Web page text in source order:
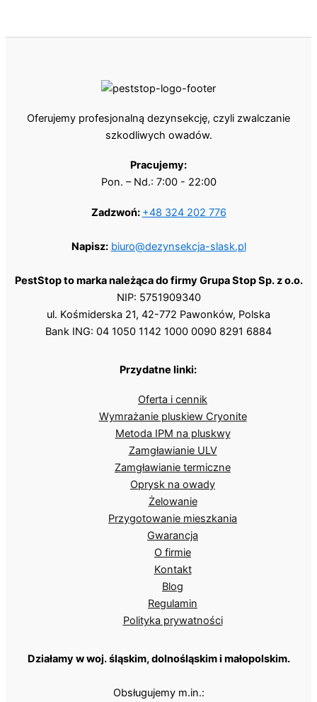
Oferujemy profesjonalną dezynsekcję, czyli zwalczanie
szkodliwych owadów.
Pracujemy:
Pon. – Nd.: 7:00 - 22:00
Zadzwoń: +48 324 202 776
Napisz: biuro@dezynsekcja-slask.pl
PestStop to marka należąca do firmy Grupa Stop Sp. z o.o.
NIP: 5751909340
ul. Kośmiderska 21, 42-772 Pawonków, Polska
Bank ING: 04 1050 1142 1000 0090 8291 6884
Przydatne linki:
Oferta i cennik
Wymrażanie pluskiew Cryonite
Metoda IPM na pluskwy
Zamgławianie ULV
Zamgławianie termiczne
Oprysk na owady
Żelowanie
Przygotowanie mieszkania
Gwarancja
O firmie
Kontakt
Blog
Regulamin
Polityka prywatności
Działamy w woj. śląskim, dolnośląskim i małopolskim.
Obsługujemy m.in.: